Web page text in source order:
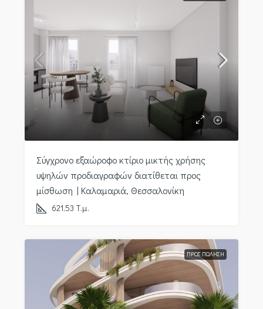
Σύγχρονο εξαώροφο κτίριο μικτής χρήσης
υψηλών προδιαγραφών διατίθεται προς
μίσθωση | Καλαμαριά, Θεσσαλονίκη
621,53 Τ.μ.
ΠΡΟΣ ΠΏΛΗΣΗ